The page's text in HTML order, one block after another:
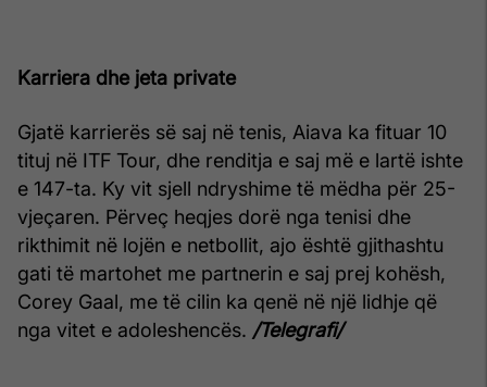
Karriera dhe jeta private
Gjatë karrierës së saj në tenis, Aiava ka fituar 10
tituj në ITF Tour, dhe renditja e saj më e lartë ishte
e 147-ta. Ky vit sjell ndryshime të mëdha për 25-
vjeçaren. Përveç heqjes dorë nga tenisi dhe
rikthimit në lojën e netbollit, ajo është gjithashtu
gati të martohet me partnerin e saj prej kohësh,
Corey Gaal, me të cilin ka qenë në një lidhje që
nga vitet e adoleshencës. /Telegrafi/